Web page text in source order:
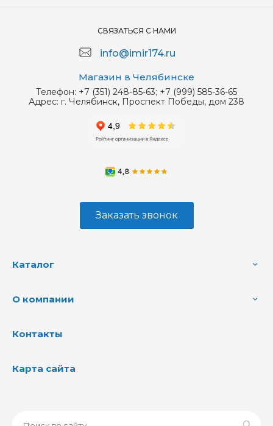
СВЯЗАТЬСЯ С НАМИ
info@imir174.ru
Магазин в Челябинске
Телефон: +7 (351) 248-85-63; +7 (999) 585-36-65
Адрес: г. Челябинск, Проспект Победы, дом 238
Заказать звонок
Каталог
О компании
Контакты
Карта сайта